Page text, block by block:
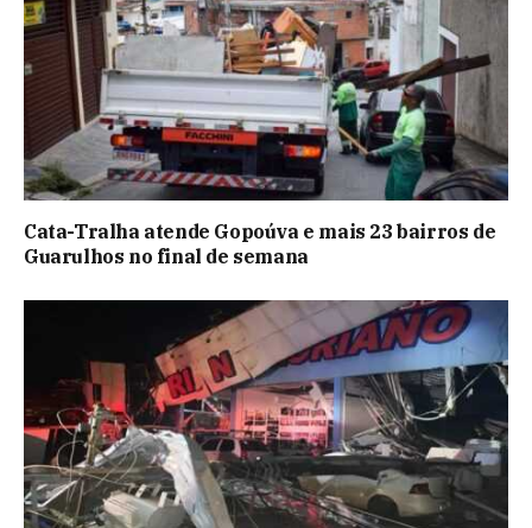
Cata-Tralha atende Gopoúva e mais 23 bairros de
Guarulhos no final de semana